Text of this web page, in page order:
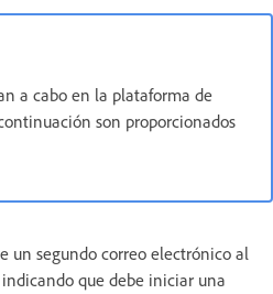
a cabo en la plataforma de
son proporcionados
un segundo correo electrónico al
indicando que debe iniciar una